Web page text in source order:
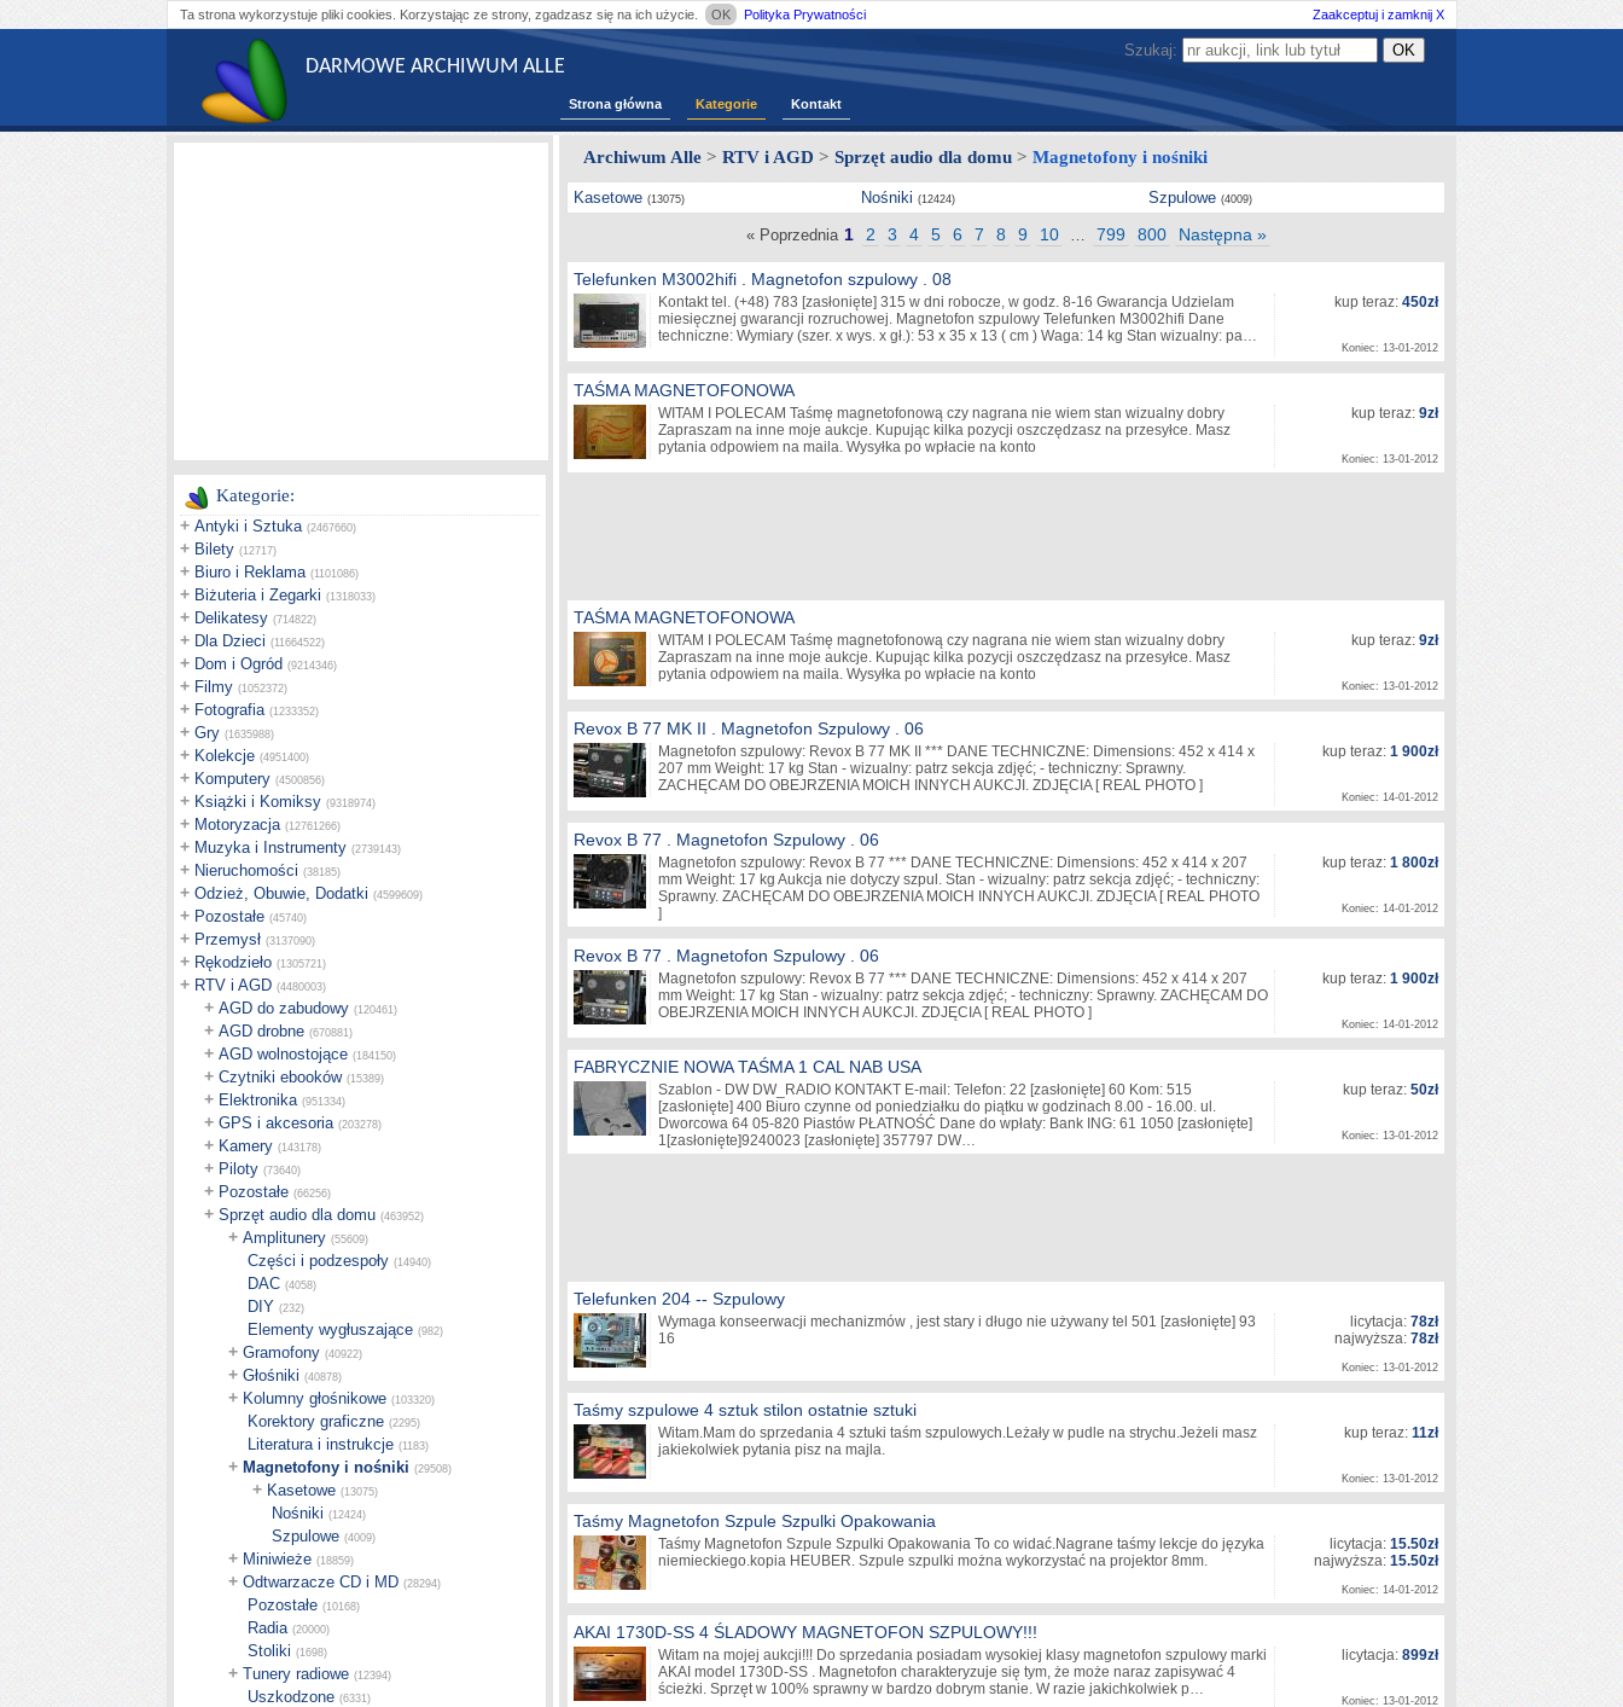
Ta strona wykorzystuje pliki cookies. Korzystając ze strony, zgadzasz się na ich użycie. OK Polityka Prywatności Zaakceptuj i zamknij X
DARMOWE ARCHIWUM ALLE
Strona główna Kategorie Kontakt
Szukaj:
Kategorie:
+ Antyki i Sztuka (2467660)
+ Bilety (12717)
+ Biuro i Reklama (1101086)
+ Biżuteria i Zegarki (1318033)
+ Delikatesy (714822)
+ Dla Dzieci (11664522)
+ Dom i Ogród (9214346)
+ Filmy (1052372)
+ Fotografia (1233352)
+ Gry (1635988)
+ Kolekcje (4951400)
+ Komputery (4500856)
+ Książki i Komiksy (9318974)
+ Motoryzacja (12761266)
+ Muzyka i Instrumenty (2739143)
+ Nieruchomości (38185)
+ Odzież, Obuwie, Dodatki (4599609)
+ Pozostałe (45740)
+ Przemysł (3137090)
+ Rękodzieło (1305721)
+ RTV i AGD (4480003)
+ AGD do zabudowy (120461)
+ AGD drobne (670881)
+ AGD wolnostojące (184150)
+ Czytniki ebooków (15389)
+ Elektronika (951334)
+ GPS i akcesoria (203278)
+ Kamery (143178)
+ Piloty (73640)
+ Pozostałe (66256)
+ Sprzęt audio dla domu (463952)
+ Amplitunery (55609)
Części i podzespoły (14940)
DAC (4058)
DIY (232)
Elementy wygłuszające (982)
+ Gramofony (40922)
+ Głośniki (40878)
+ Kolumny głośnikowe (103320)
Korektory graficzne (2295)
Literatura i instrukcje (1183)
+ Magnetofony i nośniki (29508)
+ Kasetowe (13075)
Nośniki (12424)
Szpulowe (4009)
+ Miniwieże (18859)
+ Odtwarzacze CD i MD (28294)
Pozostałe (10168)
Radia (20000)
Stoliki (1698)
+ Tunery radiowe (12394)
Uszkodzone (6331)
Archiwum Alle > RTV i AGD > Sprzęt audio dla domu > Magnetofony i nośniki
Kasetowe (13075) Nośniki (12424) Szpulowe (4009)
« Poprzednia 1 2 3 4 5 6 7 8 9 10 … 799 800 Następna »
Telefunken M3002hifi . Magnetofon szpulowy . 08
Kontakt tel. (+48) 783 [zasłonięte] 315 w dni robocze, w godz. 8-16 Gwarancja Udzielam
miesięcznej gwarancji rozruchowej. Magnetofon szpulowy Telefunken M3002hifi Dane
techniczne: Wymiary (szer. x wys. x gł.): 53 x 35 x 13 ( cm ) Waga: 14 kg Stan wizualny: pa…
kup teraz: 450zł
Koniec: 13-01-2012
TAŚMA MAGNETOFONOWA
WITAM I POLECAM Taśmę magnetofonową czy nagrana nie wiem stan wizualny dobry
Zapraszam na inne moje aukcje. Kupując kilka pozycji oszczędzasz na przesyłce. Masz
pytania odpowiem na maila. Wysyłka po wpłacie na konto
kup teraz: 9zł
Koniec: 13-01-2012
TAŚMA MAGNETOFONOWA
WITAM I POLECAM Taśmę magnetofonową czy nagrana nie wiem stan wizualny dobry
Zapraszam na inne moje aukcje. Kupując kilka pozycji oszczędzasz na przesyłce. Masz
pytania odpowiem na maila. Wysyłka po wpłacie na konto
kup teraz: 9zł
Koniec: 13-01-2012
Revox B 77 MK II . Magnetofon Szpulowy . 06
Magnetofon szpulowy: Revox B 77 MK II *** DANE TECHNICZNE: Dimensions: 452 x 414 x
207 mm Weight: 17 kg Stan - wizualny: patrz sekcja zdjęć; - techniczny: Sprawny.
ZACHĘCAM DO OBEJRZENIA MOICH INNYCH AUKCJI. ZDJĘCIA [ REAL PHOTO ]
kup teraz: 1 900zł
Koniec: 14-01-2012
Revox B 77 . Magnetofon Szpulowy . 06
Magnetofon szpulowy: Revox B 77 *** DANE TECHNICZNE: Dimensions: 452 x 414 x 207
mm Weight: 17 kg Aukcja nie dotyczy szpul. Stan - wizualny: patrz sekcja zdjęć; - techniczny:
Sprawny. ZACHĘCAM DO OBEJRZENIA MOICH INNYCH AUKCJI. ZDJĘCIA [ REAL PHOTO
]
kup teraz: 1 800zł
Koniec: 14-01-2012
Revox B 77 . Magnetofon Szpulowy . 06
Magnetofon szpulowy: Revox B 77 *** DANE TECHNICZNE: Dimensions: 452 x 414 x 207
mm Weight: 17 kg Stan - wizualny: patrz sekcja zdjęć; - techniczny: Sprawny. ZACHĘCAM DO
OBEJRZENIA MOICH INNYCH AUKCJI. ZDJĘCIA [ REAL PHOTO ]
kup teraz: 1 900zł
Koniec: 14-01-2012
FABRYCZNIE NOWA TAŚMA 1 CAL NAB USA
Szablon - DW DW_RADIO KONTAKT E-mail: Telefon: 22 [zasłonięte] 60 Kom: 515
[zasłonięte] 400 Biuro czynne od poniedziałku do piątku w godzinach 8.00 - 16.00. ul.
Dworcowa 64 05-820 Piastów PŁATNOŚĆ Dane do wpłaty: Bank ING: 61 1050 [zasłonięte]
1 [zasłonięte]9240023 [zasłonięte] 357797 DW…
kup teraz: 50zł
Koniec: 13-01-2012
Telefunken 204 -- Szpulowy
Wymaga konseerwacji mechanizmów , jest stary i długo nie używany tel 501 [zasłonięte] 93
16
licytacja: 78zł
najwyższa: 78zł
Koniec: 13-01-2012
Taśmy szpulowe 4 sztuk stilon ostatnie sztuki
Witam.Mam do sprzedania 4 sztuki taśm szpulowych.Leżały w pudle na strychu.Jeżeli masz
jakiekolwiek pytania pisz na majla.
kup teraz: 11zł
Koniec: 13-01-2012
Taśmy Magnetofon Szpule Szpulki Opakowania
Taśmy Magnetofon Szpule Szpulki Opakowania To co widać.Nagrane taśmy lekcje do języka
niemieckiego.kopia HEUBER. Szpule szpulki można wykorzystać na projektor 8mm.
licytacja: 15.50zł
najwyższa: 15.50zł
Koniec: 14-01-2012
AKAI 1730D-SS 4 ŚLADOWY MAGNETOFON SZPULOWY!!!
Witam na mojej aukcji!!! Do sprzedania posiadam wysokiej klasy magnetofon szpulowy marki
AKAI model 1730D-SS . Magnetofon charakteryzuje się tym, że może naraz zapisywać 4
ścieżki. Sprzęt w 100% sprawny w bardzo dobrym stanie. W razie jakichkolwiek p…
licytacja: 899zł
Koniec: 13-01-2012